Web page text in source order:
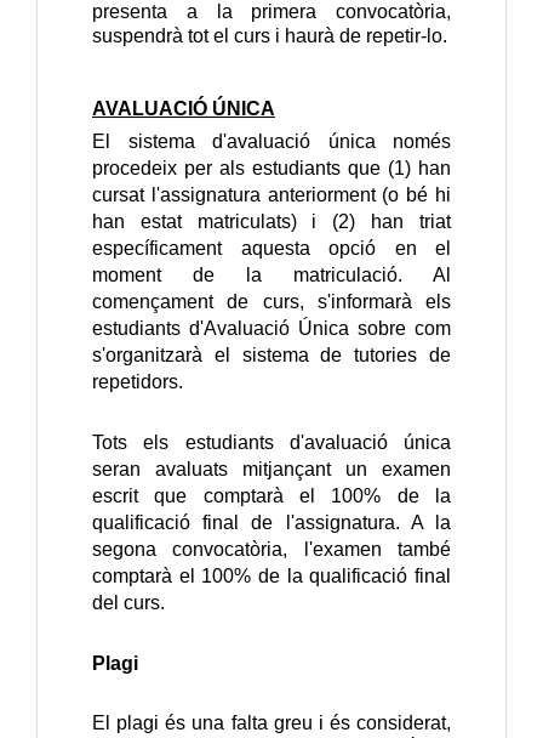
presenta a la primera convocatòria,
suspendrà tot el curs i haurà de repetir-lo.
AVALUACIÓ ÚNICA
El sistema d'avaluació única només
procedeix per als estudiants que (1) han
cursat l'assignatura anteriorment (o bé hi
han estat matriculats) i (2) han triat
específicament aquesta opció en el
moment de la matriculació. Al
començament de curs, s'informarà els
estudiants d'Avaluació Única sobre com
s'organitzarà el sistema de tutories de
repetidors.
Tots els estudiants d'avaluació única
seran avaluats mitjançant un examen
escrit que comptarà el 100% de la
qualificació final de l'assignatura. A la
segona convocatòria, l'examen també
comptarà el 100% de la qualificació final
del curs.
Plagi
El plagi és una falta greu i és considerat,